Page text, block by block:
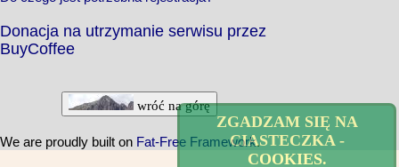
ZGADZAM SIĘ NA
CIASTECZKA -
COOKIES.
Donacja na utrzymanie serwisu przez
BuyCoffee
wróć na górę
We are proudly built on Fat-Free Framework.